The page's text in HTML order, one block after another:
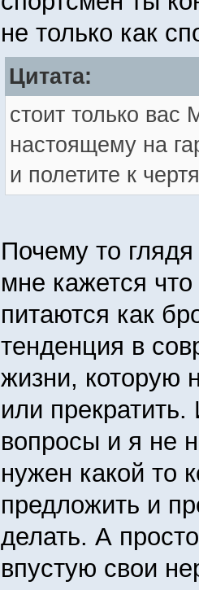
не только как
Цитата:
стоит только
настоящему на
и полетите к
Почему то
мне кажется
питаются как
тенденция в
жизни, которую
или
вопросы и я не
нужен какой то
предложить и
делать. А
впустую свои